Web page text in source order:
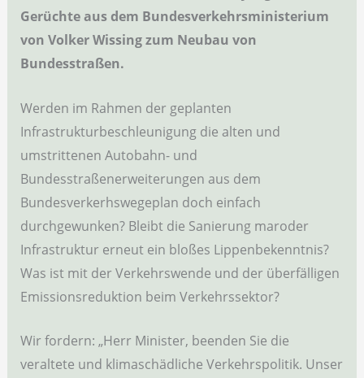
Gerüchte aus dem Bundesverkehrsministerium
von Volker Wissing zum Neubau von
Bundesstraßen.
Werden im Rahmen der geplanten
Infrastrukturbeschleunigung die alten und
umstrittenen Autobahn- und
Bundesstraßenerweiterungen aus dem
Bundesverkerhswegeplan doch einfach
durchgewunken? Bleibt die Sanierung maroder
Infrastruktur erneut ein bloßes Lippenbekenntnis?
Was ist mit der Verkehrswende und der überfälligen
Emissionsreduktion beim Verkehrssektor?
Wir fordern: „Herr Minister, beenden Sie die
veraltete und klimaschädliche Verkehrspolitik. Unser